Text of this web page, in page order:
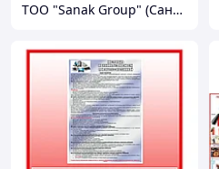
ТОО "Sanak Group" (Санак групп)